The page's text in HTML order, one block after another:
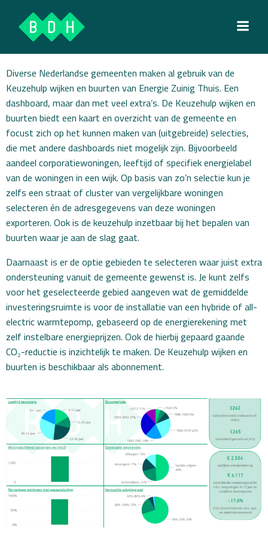
Diverse Nederlandse gemeenten maken al gebruik van de
Keuzehulp wijken en buurten van Energie Zuinig Thuis. Een
dashboard, maar dan met veel extra’s. De Keuzehulp wijken en
buurten biedt een kaart en overzicht van de gemeente en
focust zich op het kunnen maken van (uitgebreide) selecties,
die met andere dashboards niet mogelijk zijn. Bijvoorbeeld
aandeel corporatiewoningen, leeftijd of specifiek energielabel
van de woningen in een wijk. Op basis van zo’n selectie kun je
zelfs een straat of cluster van vergelijkbare woningen
selecteren én de adresgegevens van deze woningen
exporteren. Ook is de keuzehulp inzetbaar bij het bepalen van
buurten waar je aan de slag gaat.
Daarnaast is er de optie gebieden te selecteren waar juist extra
ondersteuning vanuit de gemeente gewenst is. Je kunt zelfs
voor het geselecteerde gebied aangeven wat de gemiddelde
investeringsruimte is voor de installatie van een hybride of all-
electric warmtepomp, gebaseerd op de energierekening met
zelf instelbare energieprijzen. Ook de hierbij gepaard gaande
CO₂-reductie is inzichtelijk te maken. De Keuzehulp wijken en
buurten is beschikbaar als abonnement.